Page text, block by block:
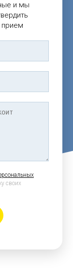
и мы
прием
своих